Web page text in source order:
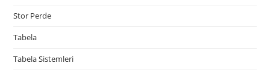
Stor Perde
Tabela
Tabela Sistemleri